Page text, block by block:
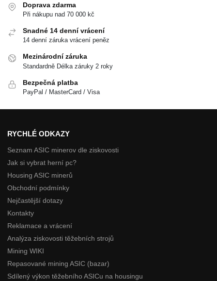
Doprava zdarma
Při nákupu nad 70 000 kč
Snadné 14 denní vrácení
14 denní záruka vrácení peněz
Mezinárodní záruka
Standardně Délka záruky 2 roky
Bezpečná platba
PayPal / MasterCard / Visa
RYCHLÉ ODKAZY
Seznam ASIC minerov dle ziskovosti
Jak si vybrat herní pc?
Housing ASIC minerů
Obchodní podmínky
Nejčastější dotazy
Kontakty
Reklamace a vrácení
Analýza ziskovosti těžebních strojů
Mining WIKI
Repasované mining ASIC (bazar)
Sdílený výkon těžebního ASICu na housingu